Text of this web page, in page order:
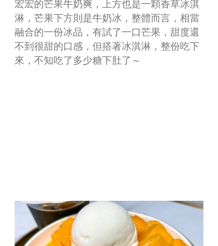
宏宏的芒果牛奶爽，上方也是一顆香草冰淇
淋，芒果下方則是牛奶冰，整體而言，相當
融合的一份冰品，有試了一口芒果，甜度還
不到很甜的口感，但搭著冰淇淋，整份吃下
來，不知吃了多少糖下肚了～